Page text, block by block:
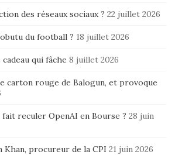
des réseaux sociaux ? 22 juillet 2026
du football ? 18 juillet 2026
qui fâche 8 juillet 2026
carton rouge de Balogun, et provoque
reculer OpenAI en Bourse ? 28 juin
Khan, procureur de la CPI 21 juin 2026